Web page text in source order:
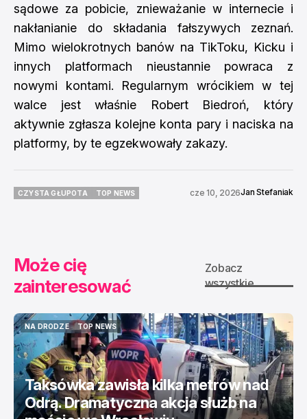
sądowe za pobicie, znieważanie w internecie i
nakłanianie do składania fałszywych zeznań.
Mimo wielokrotnych banów na TikToku, Kicku i
innych platformach nieustannie powraca z
nowymi kontami. Regularnym wrócikiem w tej
walce jest właśnie Robert Biedroń, który
aktywnie zgłasza kolejne konta pary i naciska na
platformy, by te egzekwowały zakazy.
CZYSTA GŁUPOTA
TOP NEWS
cze 10, 2026Jan Stefaniak
Może cię
zainteresować
Zobacz
wszystkie
NA DRODZE
NA DRODZE
TOP NEWS
TOP NEWS
Taksówka zawisła kilka metrów nad
Odrą. Dramatyczna akcja służb na